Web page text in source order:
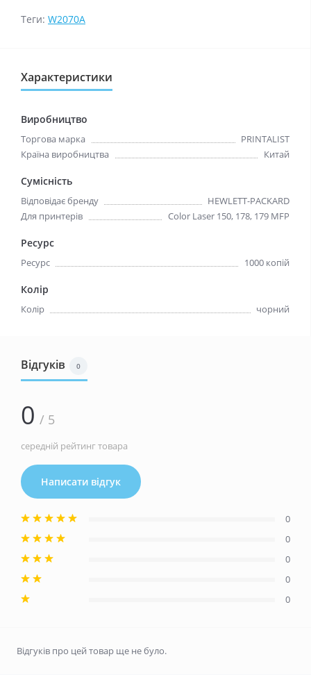
Теги: W2070A
Характеристики
Виробництво
Торгова марка
PRINTALIST
Країна виробництва
Китай
Сумісність
Відповідає бренду
HEWLETT-PACKARD
Для принтерів
Color Laser 150, 178, 179 MFP
Ресурс
Ресурс 1000 копій
Колір
Колір чорний
Відгуків 0
0 / 5
середній рейтинг товара
Написати відгук
0
0
0
0
0
Відгуків про цей товар ще не було.